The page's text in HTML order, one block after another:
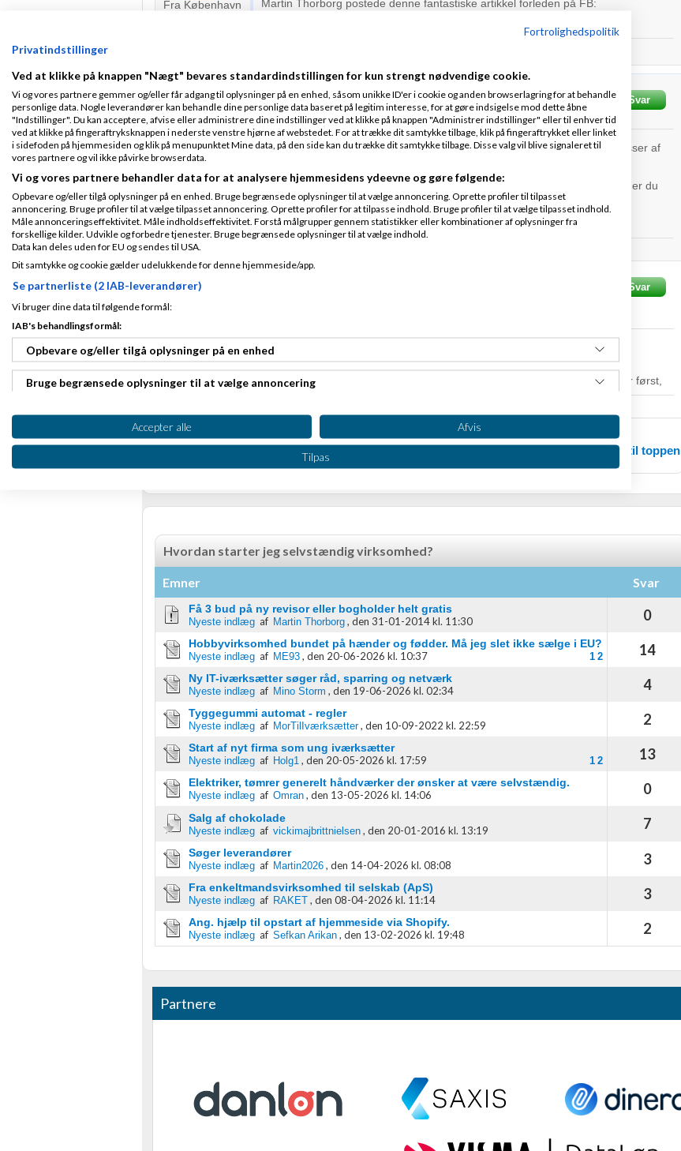
Fra København
Martin Thorborg postede denne fantastiske artikkel forleden på FB:
Fra Handewitt
Tilmeldt 9. Nov
Indlæg ialt:598
Nikolaj FraN.K. Import APS Skrevet23-07-2013kl. 22:54 Svar
Selve det at starte en deal side er hverken svært eller dyrt. Der findes masser af
Det der er svært og koster kassen er at få brugere tilmeldt så det er klart der du
skal ligge din fokus og kompetencer.
Held og lykke med projektet
Fra Haderslev
Tilmeldt 26. Jul
13
Indlæg ialt:121
Svar
Hvad skal man have fokus på ved start af hjemmeside?
Du skal ikke starte på design før du har styr på at hele hjemmesiden virker først,
Side 1 ud af 1 (6 indlæg)
Tilbage til toppen
Hvordan starter jeg selvstændig virksomhed?
Emner Svar
Få 3 bud på ny revisor eller bogholder helt gratis
Nyeste indlægaf Martin Thorborg , den 31-01-2014 kl. 11:30 0
Hobbyvirksomhed bundet på hænder og fødder. Må jeg slet ikke sælge i EU?
Nyeste indlægaf ME93 , den 20-06-2026 kl. 10:37 1 2 14
Ny IT-iværksætter søger råd, sparring og netværk
Nyeste indlægaf Mino Storm , den 19-06-2026 kl. 02:34 4
Tyggegummi automat - regler
Nyeste indlægaf MorTilIværksætter , den 10-09-2022 kl. 22:59 2
Start af nyt firma som ung iværksætter
Nyeste indlægaf Holg1 , den 20-05-2026 kl. 17:59 1 2 13
Elektriker, tømrer generelt håndværker der ønsker at være selvstændig.
Nyeste indlægaf Omran , den 13-05-2026 kl. 14:06 0
Salg af chokolade
Nyeste indlægaf vickimajbrittnielsen , den 20-01-2016 kl. 13:19 7
Søger leverandører
Nyeste indlægaf Martin2026 , den 14-04-2026 kl. 08:08 3
Fra enkeltmandsvirksomhed til selskab (ApS)
Nyeste indlægaf RAKET , den 08-04-2026 kl. 11:14 3
Ang. hjælp til opstart af hjemmeside via Shopify.
Nyeste indlægaf Sefkan Arikan , den 13-02-2026 kl. 19:48 2
Partnere
Fortrolighedspolitik
Privatindstillinger
Ved at klikke på knappen "Nægt" bevares standardindstillingen for kun strengt nødvendige cookie.
Vi og vores partnere gemmer og/eller får adgang til oplysninger på en enhed, såsom unikke ID'er i cookie og anden browserlagring for at behandle
personlige data. Nogle leverandører kan behandle dine personlige data baseret på legitim interesse, for at gøre indsigelse mod dette åbne
"Indstillinger". Du kan acceptere, afvise eller administrere dine indstillinger ved at klikke på knappen "Administrer indstillinger" eller til enhver tid
ved at klikke på fingeraftryksknappen i nederste venstre hjørne af webstedet. For at trække dit samtykke tilbage, klik på fingeraftrykket eller linket
i sidefoden på hjemmesiden og klik på menupunktet Mine data, på den side kan du trække dit samtykke tilbage. Disse valg vil blive signaleret til
vores partnere og vil ikke påvirke browserdata.
Vi og vores partnere behandler data for at analysere hjemmesidens ydeevne og gøre følgende:
Opbevare og/eller tilgå oplysninger på en enhed. Bruge begrænsede oplysninger til at vælge annoncering. Oprette profiler til tilpasset
annoncering. Bruge profiler til at vælge tilpasset annoncering. Oprette profiler for at tilpasse indhold. Bruge profiler til at vælge tilpasset indhold.
Måle annonceringseffektivitet. Måle indholdseffektivitet. Forstå målgrupper gennem statistikker eller kombinationer af oplysninger fra
forskellige kilder. Udvikle og forbedre tjenester. Bruge begrænsede oplysninger til at vælge indhold.
Data kan deles uden for EU og sendes til USA.
Dit samtykke og cookie gælder udelukkende for denne hjemmeside/app.
Se partnerliste (2 IAB-leverandører)
Vi bruger dine data til følgende formål:
IAB's behandlingsformål:
Opbevare og/eller tilgå oplysninger på en enhed
Bruge begrænsede oplysninger til at vælge annoncering
Oprette profiler til tilpasset annoncering
Bruge profiler til at vælge tilpasset annoncering
Bruge profiler til at vælge tilpasset indhold
Måle annonceringseffektivitet
Forstå målgrupper gennem statistikker eller kombinationer af oplysninger fra forskellige
Udvikle og forbedre tjenester
Bruge begrænsede oplysninger til at vælge indhold
Identificere enheder baseret på aktivt anmodede oplysninger
Accepter alle Afvis
Tilpas